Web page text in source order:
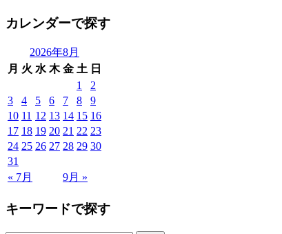
カレンダーで探す
2026年8月
月 火 水 木 金 土 日
« 7月 9月 »
1
2
3
4 5 6 7 8
9
10 11 12 13 14 15 16
17 18 19 20 21 22 23
24 25 26 27 28 29 30
31
キーワードで探す